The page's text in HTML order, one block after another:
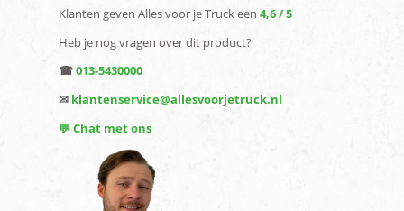
Klanten geven Alles voor je Truck een 4,6 / 5
Heb je nog vragen over dit product?
☎013-5430000
✉ klantenservice@allesvoorjetruck.nl
💬 Chat met ons